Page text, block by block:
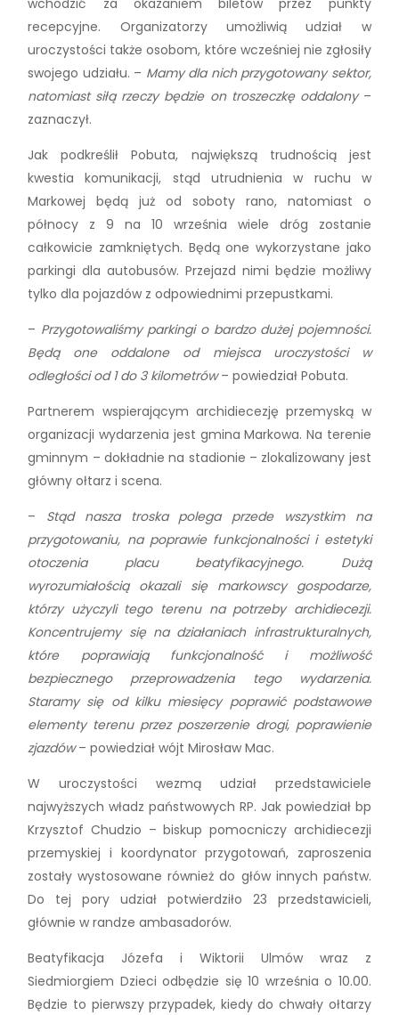
wchodzić za okazaniem biletów przez punkty
recepcyjne. Organizatorzy umożliwią udział w
uroczystości także osobom, które wcześniej nie zgłosiły
swojego udziału. – Mamy dla nich przygotowany sektor,
natomiast siłą rzeczy będzie on troszeczkę oddalony–
zaznaczył.
Jak podkreślił Pobuta, największą trudnością jest
kwestia komunikacji, stąd utrudnienia w ruchu w
Markowej będą już od soboty rano, natomiast o
północy z 9 na 10 września wiele dróg zostanie
całkowicie zamkniętych. Będą one wykorzystane jako
parkingi dla autobusów. Przejazd nimi będzie możliwy
tylko dla pojazdów z odpowiednimi przepustkami.
– Przygotowaliśmy parkingi o bardzo dużej pojemności.
Będą one oddalone od miejsca uroczystości w
odległości od 1 do 3 kilometrów– powiedział Pobuta.
Partnerem wspierającym archidiecezję przemyską w
organizacji wydarzenia jest gmina Markowa. Na terenie
gminnym – dokładnie na stadionie – zlokalizowany jest
główny ołtarz i scena.
– Stąd nasza troska polega przede wszystkim na
przygotowaniu, na poprawie funkcjonalności i estetyki
otoczenia placu beatyfikacyjnego. Dużą
wyrozumiałością okazali się markowscy gospodarze,
którzy użyczyli tego terenu na potrzeby archidiecezji.
Koncentrujemy się na działaniach infrastrukturalnych,
które poprawiają funkcjonalność i możliwość
bezpiecznego przeprowadzenia tego wydarzenia.
Staramy się od kilku miesięcy poprawić podstawowe
elementy terenu przez poszerzenie drogi, poprawienie
zjazdów– powiedział wójt Mirosław Mac.
W uroczystości wezmą udział przedstawiciele
najwyższych władz państwowych RP. Jak powiedział bp
Krzysztof Chudzio – biskup pomocniczy archidiecezji
przemyskiej i koordynator przygotowań, zaproszenia
zostały wystosowane również do głów innych państw.
Do tej pory udział potwierdziło 23 przedstawicieli,
głównie w randze ambasadorów.
Beatyfikacja Józefa i Wiktorii Ulmów wraz z
Siedmiorgiem Dzieci odbędzie się 10 września o 10.00.
Będzie to pierwszy przypadek, kiedy do chwały ołtarzy